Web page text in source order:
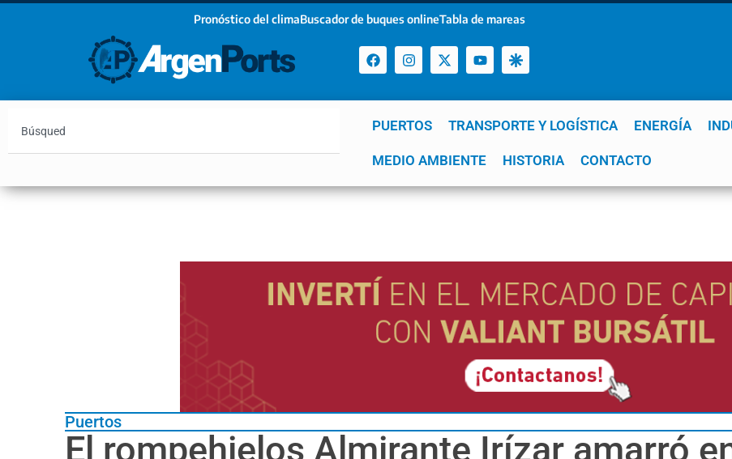
Pronóstico del climaBuscador de buques onlineTabla de mareas
PUERTOS TRANSPORTE Y LOGÍSTICA ENERGÍA
MEDIO AMBIENTE HISTORIA CONTACTO
YPF GNL Mar del Plata Patagonia Quequén
Puertos
El rompehielos Almirante Irízar amarró
¡Sumate a nuestro Newsletter!
Email
Estoy de acuerdo con las condiciones y políticas de